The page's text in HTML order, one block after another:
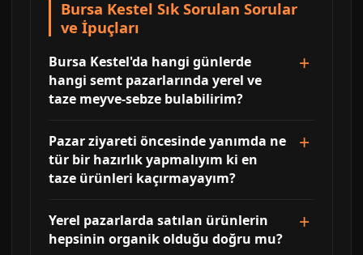
Bursa Kestel Sık Sorulan Sorular
ve İpuçları
Bursa Kestel'da hangi günlerde
hangi semt pazarlarında yerel ve
taze meyve-sebze bulabilirim?
Pazar ziyareti öncesinde yanımda ne
tür bir hazırlık yapmalıyım ki en
taze ürünleri kaçırmayayım?
Yerel pazarlarda satılan ürünlerin
hepsinin organik olduğu doğru mu?